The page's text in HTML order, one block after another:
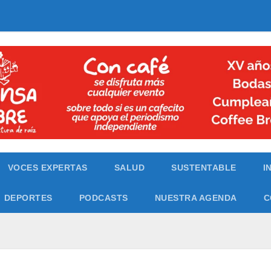
VOCES EXPERTAS SALUD SUSTENTABLE
DEPORTES PODCASTS NUESTRA AGENDA